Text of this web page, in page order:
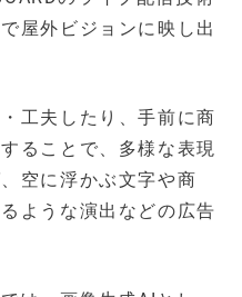
屋外ビジョンに映し出
工夫したり、手前に商
ることで、多様な表現
空に浮かぶ文字や商
ような演出などの広告